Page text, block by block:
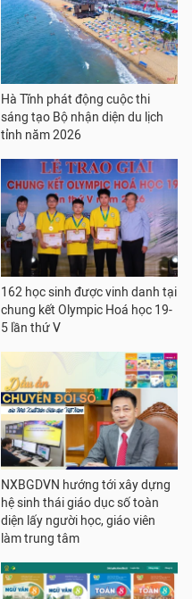
Hà Tĩnh phát động cuộc thi
sáng tạo Bộ nhận diện du lịch
tỉnh năm 2026
162 học sinh được vinh danh tại
chung kết Olympic Hoá học 19-
5 lần thứ V
NXBGDVN hướng tới xây dựng
hệ sinh thái giáo dục số toàn
diện lấy người học, giáo viên
làm trung tâm